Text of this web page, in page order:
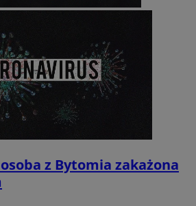
z Bytomia zakażona